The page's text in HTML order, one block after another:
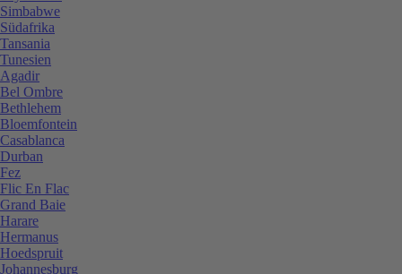
Simbabwe
Südafrika
Tansania
Tunesien
Agadir
Bel Ombre
Bethlehem
Bloemfontein
Casablanca
Durban
Fez
Flic En Flac
Grand Baie
Harare
Hermanus
Hoedspruit
Johannesburg